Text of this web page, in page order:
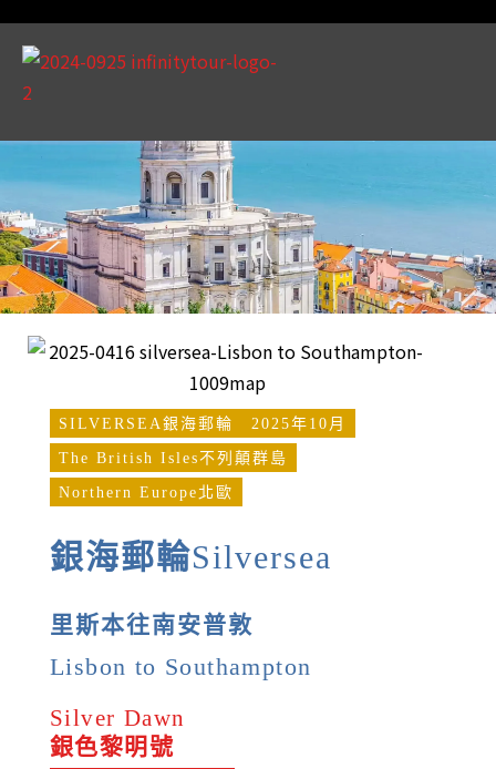
SILVERSEA銀海郵輪
2025年10月
The British Isles不列顛群島
Northern Europe北歐
銀海郵輪Silversea
里斯本往南安普敦
Lisbon to Southampton
Silver Dawn
銀色黎明號